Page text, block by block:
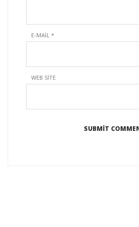
E-MAIL *
WEB SITE